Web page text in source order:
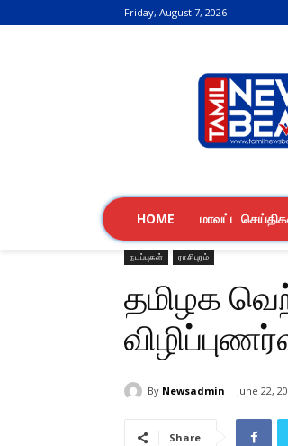
Friday, August 7, 2026
HOME மாவட்ட
நடப்புகள் ராசிபுரம்
தமிழக
By Newsadmin June 22,
Share